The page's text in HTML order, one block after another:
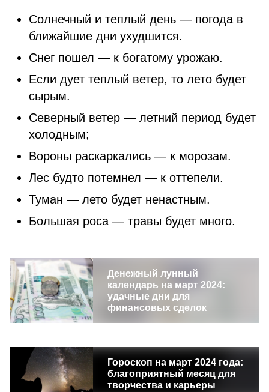
Солнечный и теплый день — погода в
ближайшие дни ухудшится.
Снег пошел — к богатому урожаю.
Если дует теплый ветер, то лето будет
сырым.
Северный ветер — летний период будет
холодным;
Вороны раскаркались — к морозам.
Лес будто потемнел — к оттепели.
Туман — лето будет ненастным.
Большая роса — травы будет много.
Денежный лунный
календарь на март 2024:
удачные дни для
финансовых сделок
Гороскоп на март 2024 года:
благоприятный месяц для
творчества и карьеры